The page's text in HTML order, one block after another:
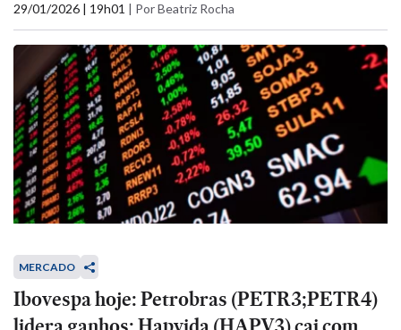
29/01/2026 | 19h01 | Por Beatriz Rocha
MERCADO
Ibovespa hoje: Petrobras (PETR3;PETR4)